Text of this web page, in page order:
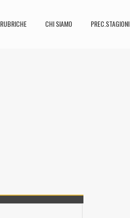
RUBRICHE CHI SIAMO PREC.STAGIONI